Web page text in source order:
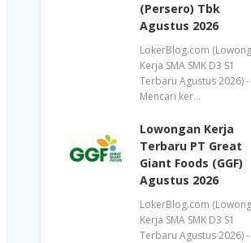
(Persero) Tbk
Agustus 2026
LokerBlog.com
Kerja SMA SMK D3 S1
Terbaru Agustus 2026) -
Mencari ker…
Lowongan Kerja
Terbaru PT Great
Giant Foods (GGF)
Agustus 2026
LokerBlog.com
Kerja SMA SMK D3 S1
Terbaru Agustus 2026) -